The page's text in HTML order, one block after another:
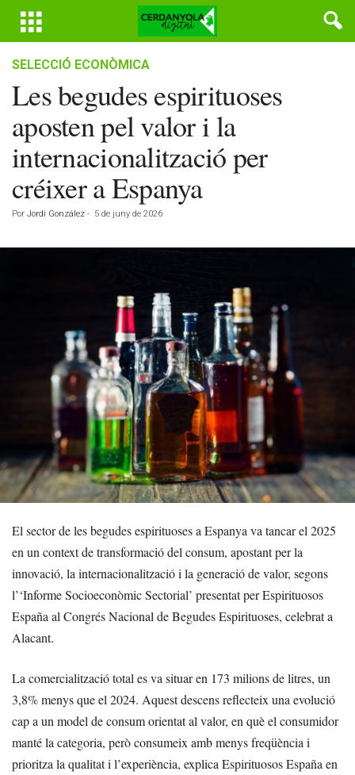
SELECCIÓ ECONÒMICA
Les begudes espirituoses
aposten pel valor i la
internacionalització per
créixer a Espanya
Por Jordi González - 5 de juny de 2026
El sector de les begudes espirituoses a Espanya va tancar el 2025
en un context de transformació del consum, apostant per la
innovació, la internacionalització i la generació de valor, segons
l’‘Informe Socioeconòmic Sectorial’ presentat per Espirituosos
España al Congrés Nacional de Begudes Espirituoses, celebrat a
Alacant.
La comercialització total es va situar en 173 milions de litres, un
3,8% menys que el 2024. Aquest descens reflecteix una evolució
cap a un model de consum orientat al valor, en què el consumidor
manté la categoria, però consumeix amb menys freqüència i
prioritza la qualitat i l’experiència, explica Espirituosos España en